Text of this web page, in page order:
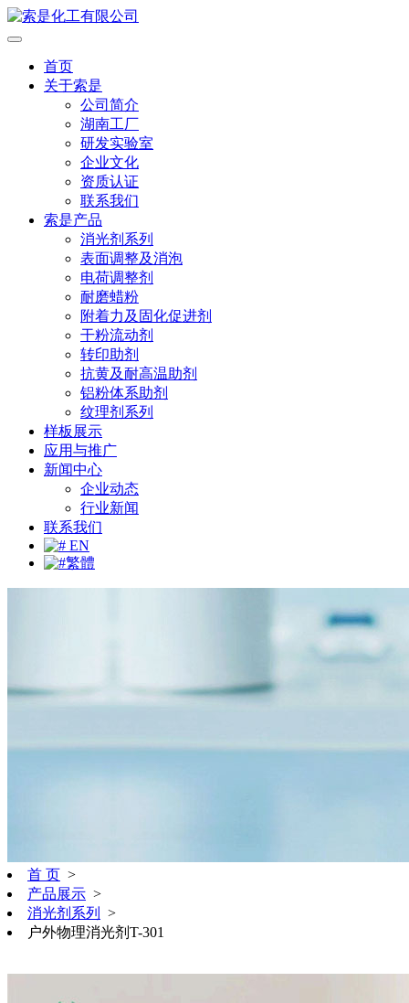
首页
关于索是
公司简介
湖南工厂
研发实验室
企业文化
资质认证
联系我们
索是产品
消光剂系列
表面调整及消泡
电荷调整剂
耐磨蜡粉
附着力及固化促进剂
干粉流动剂
转印助剂
抗黄及耐高温助剂
铝粉体系助剂
纹理剂系列
样板展示
应用与推广
新闻中心
企业动态
行业新闻
联系我们
EN
繁體
首 页 >
产品展示 >
消光剂系列
>
户外物理消光剂T-301